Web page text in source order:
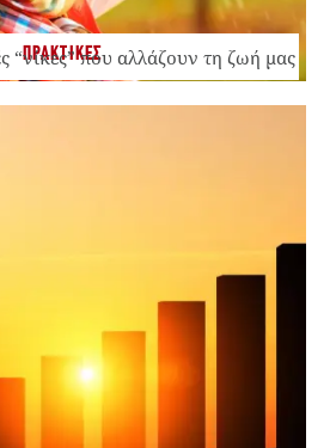
ΠΡΑΚΤΙΚΕΣ
“νίκες” που αλλάζουν τη ζωή μας